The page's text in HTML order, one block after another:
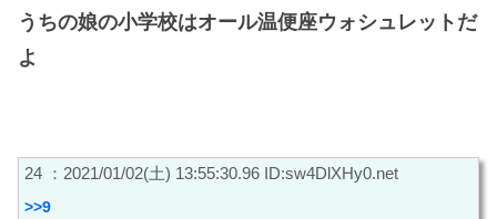
うちの娘の小学校はオール温便座ウォシュレットだ
よ
24 ：2021/01/02(土) 13:55:30.96 ID:sw4DlXHy0.net
>>9